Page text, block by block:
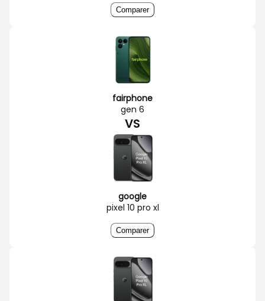
Comparer
fairphone
gen 6
VS
google
pixel 10 pro xl
Comparer